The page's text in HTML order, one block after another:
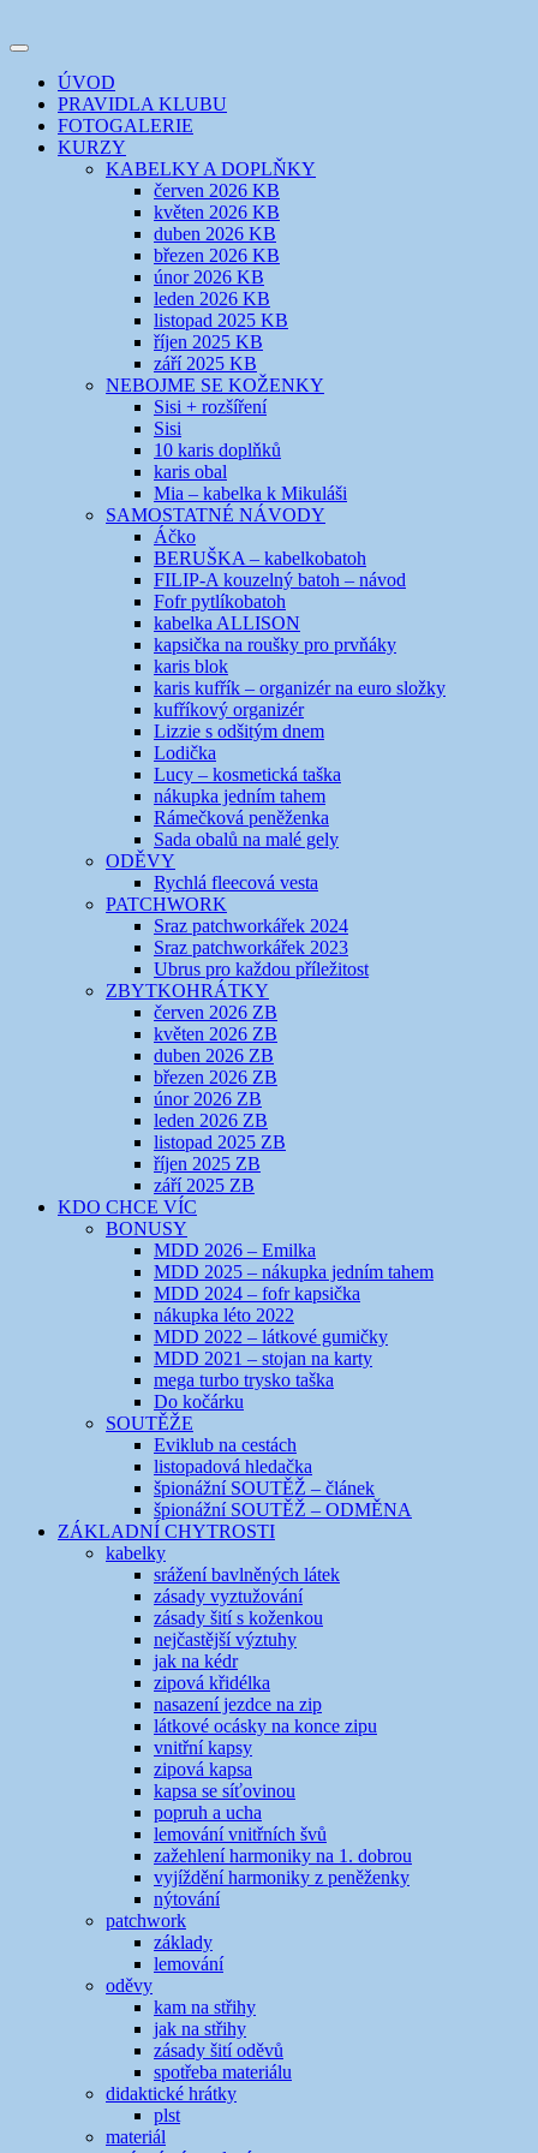
k
webuEVIKLUB
šicí klub
Toggle
navigation
ÚVOD
PRAVIDLA KLUBU
FOTOGALERIE
KURZY
KABELKY A DOPLŇKY
červen 2026 KB
květen 2026 KB
duben 2026 KB
březen 2026 KB
únor 2026 KB
leden 2026 KB
listopad 2025 KB
říjen 2025 KB
září 2025 KB
NEBOJME SE KOŽENKY
Sisi + rozšíření
Sisi
10 karis doplňků
karis obal
Mia – kabelka k Mikuláši
SAMOSTATNÉ NÁVODY
Áčko
BERUŠKA – kabelkobatoh
FILIP-A kouzelný batoh – návod
Fofr pytlíkobatoh
kabelka ALLISON
kapsička na roušky pro prvňáky
karis blok
karis kufřík – organizér na euro složky
kufříkový organizér
Lizzie s odšitým dnem
Lodička
Lucy – kosmetická taška
nákupka jedním tahem
Rámečková peněženka
Sada obalů na malé gely
ODĚVY
Rychlá fleecová vesta
PATCHWORK
Sraz patchworkářek 2024
Sraz patchworkářek 2023
Ubrus pro každou příležitost
ZBYTKOHRÁTKY
červen 2026 ZB
květen 2026 ZB
duben 2026 ZB
březen 2026 ZB
únor 2026 ZB
leden 2026 ZB
listopad 2025 ZB
říjen 2025 ZB
září 2025 ZB
KDO CHCE VÍC
BONUSY
MDD 2026 – Emilka
MDD 2025 – nákupka jedním tahem
MDD 2024 – fofr kapsička
nákupka léto 2022
MDD 2022 – látkové gumičky
MDD 2021 – stojan na karty
mega turbo trysko taška
Do kočárku
SOUTĚŽE
Eviklub na cestách
listopadová hledačka
špionážní SOUTĚŽ – článek
špionážní SOUTĚŽ – ODMĚNA
ZÁKLADNÍ CHYTROSTI
kabelky
srážení bavlněných látek
zásady vyztužování
zásady šití s koženkou
nejčastější výztuhy
jak na kédr
zipová křidélka
nasazení jezdce na zip
látkové ocásky na konce zipu
vnitřní kapsy
zipová kapsa
kapsa se síťovinou
popruh a ucha
lemování vnitřních švů
zažehlení harmoniky na 1. dobrou
vyjíždění harmoniky z peněženky
nýtování
patchwork
základy
lemování
oděvy
kam na střihy
jak na střihy
zásady šití oděvů
spotřeba materiálu
didaktické hrátky
plst
materiál